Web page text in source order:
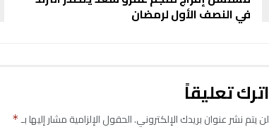
في النصف الأول لرمضان
اترك تعليقاً
لن يتم نشر عنوان بريدك الإلكتروني.الحقول الإلزامية مشار إليها بـ*